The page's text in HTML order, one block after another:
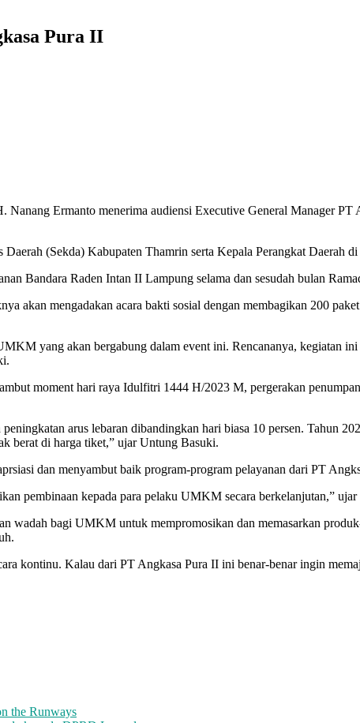
Pura II
Nanang Ermanto menerima audiensi Executive General Manager
(Sekda) Kabupaten Thamrin serta Kepala Perangkat Daerah
Bandara Raden Intan II Lampung selama dan sesudah bulan
akan mengadakan acara bakti sosial dengan membagikan 200
yang akan bergabung dalam event ini. Rencananya, kegiatan
moment hari raya Idulfitri 1444 H/2023 M, pergerakan
arus lebaran dibandingkan hari biasa 10 persen. Tahun
berat di harga tiket,” ujar Untung Basuki.
dan menyambut baik program-program pelayanan dari PT
pembinaan kepada para pelaku UMKM secara berkelanjutan,” ujar
wadah bagi UMKM untuk mempromosikan dan memasarkan
kontinu. Kalau dari PT Angkasa Pura II ini benar-benar ingin
the Runways